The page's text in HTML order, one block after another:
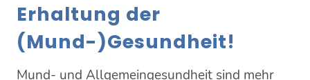
Erhaltung der
(Mund-)Gesundheit!
Mund- und Allgemeingesundheit sind mehr